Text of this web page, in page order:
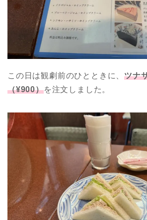
この日は観劇前のひとときに、ツナ
（¥900）を注文しました。